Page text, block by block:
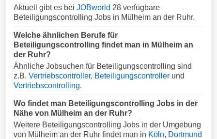
Aktuell gibt es bei JOBworld 28 verfügbare
Beteiligungscontrolling Jobs in Mülheim an der Ruhr.
Welche ähnlichen Berufe für
Beteiligungscontrolling findet man in Mülheim an
der Ruhr?
Ähnliche Jobsuchen für Beteiligungscontrolling sind
z.B. Vertriebscontroller, Beteiligungscontroller und
Vertriebscontrolling.
Wo findet man Beteiligungscontrolling Jobs in der
Nähe von Mülheim an der Ruhr?
Weitere Beteiligungscontrolling Jobs in der Umgebung
von Mülheim an der Ruhr findet man in Köln, Dortmund